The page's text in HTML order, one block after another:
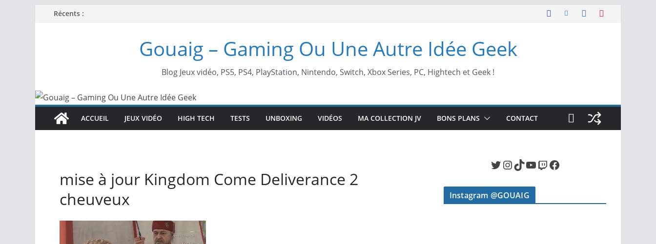
PasserRécents :
Gouaig – Gaming Ou Une Autre Idée Geek
Blog Jeux vidéo, PS5, PS4, PlayStation, Nintendo, Switch, Xbox Series, PC, Hightech et Geek !
ACCUEIL JEUX VIDÉO HIGH TECH TESTS UNBOXING VIDÉOS MA COLLECTION JV BONS PLANS CONTACT
mise à jour Kingdom Come Deliverance 2
cheuveux
Twitter InstagramTikTok YouTube Twitch Facebook
Instagram @GOUAIG